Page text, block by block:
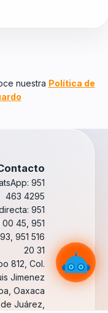
nuestra Política de
951
463 4295
951
00 45, 951
951 516
20 31
812, Col.
Jimenez
Oaxaca
de Juárez,